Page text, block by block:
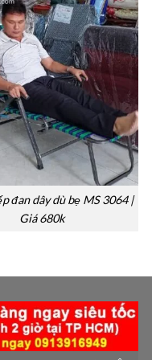
đan dây dù bẹ MS 3064 |
Giá 680k